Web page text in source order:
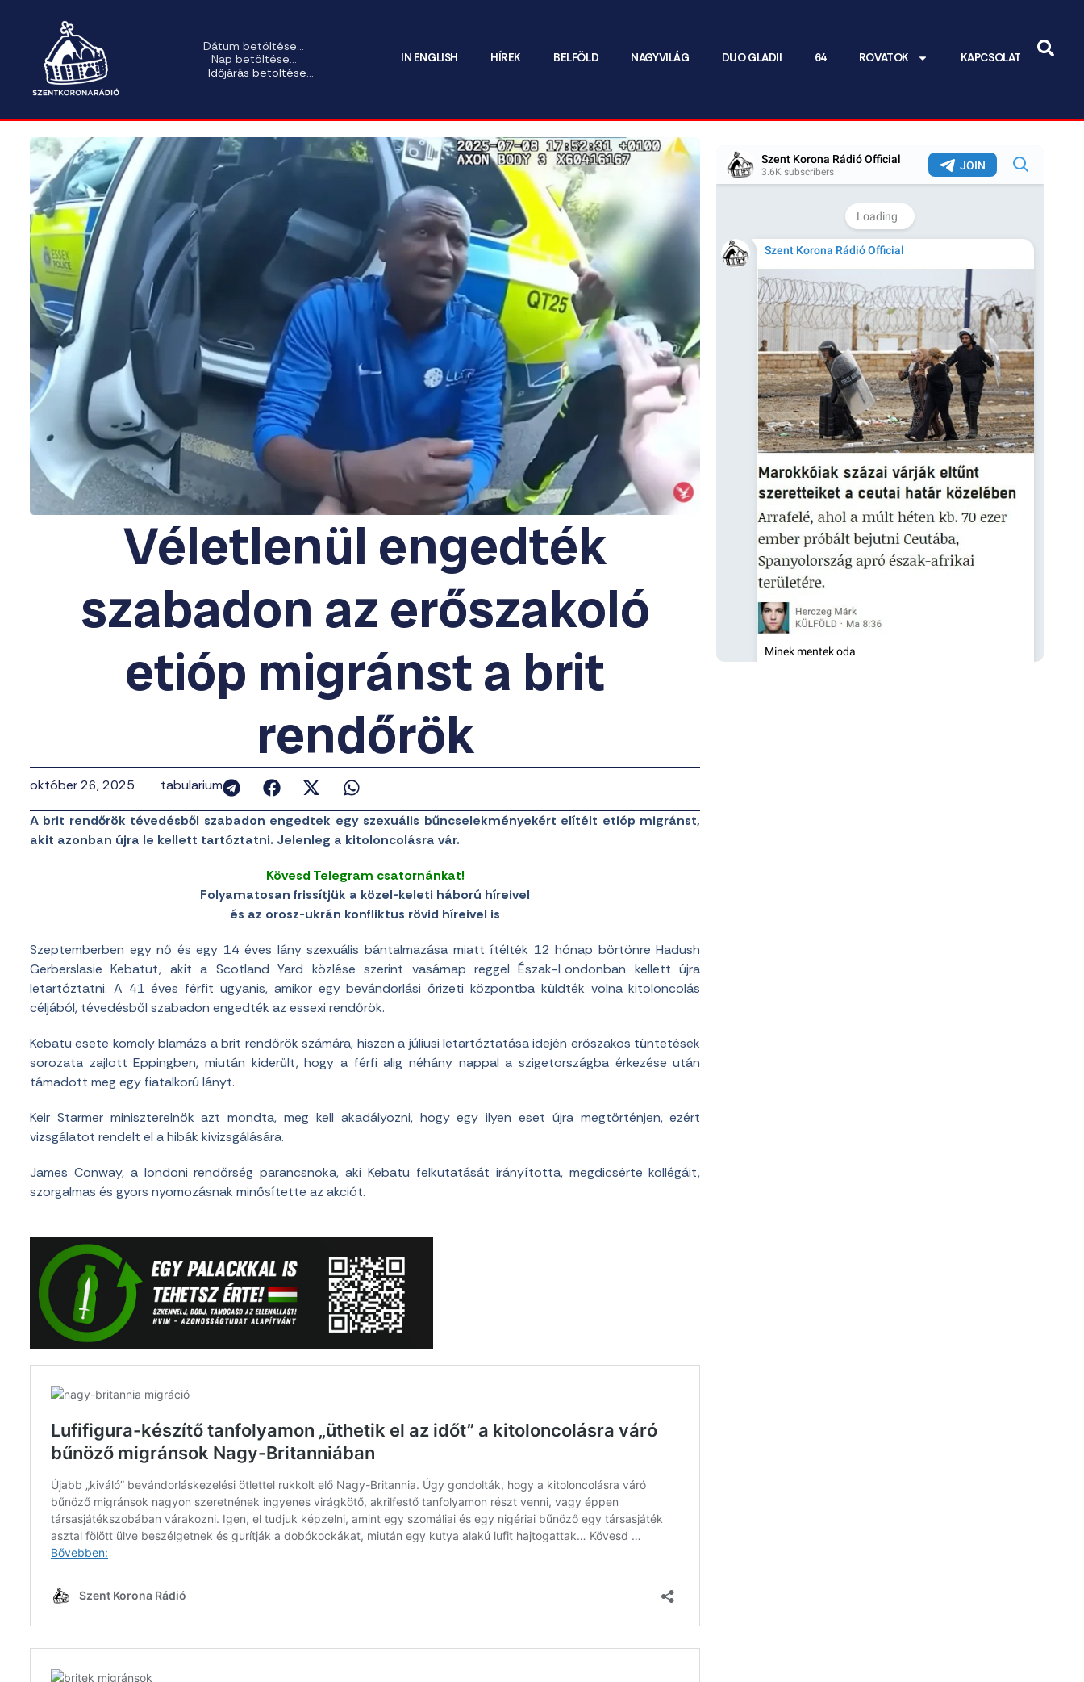
Dátum betöltése...
Nap betöltése...
Időjárás betöltése...
IN ENGLISH HÍREK BELFÖLD NAGYVILÁG DUO GLADII 64 ROVATOK KAPCSOLAT
Véletlenül engedték
szabadon az erőszakoló
etióp migránst a brit
rendőrök
október 26, 2025 tabularium
A brit rendőrök tévedésből szabadon engedtek egy szexuális bűncselekményekért elítélt etióp migránst,
akit azonban újra le kellett tartóztatni. Jelenleg a kitoloncolásra vár.
Kövesd Telegram csatornánkat!
Folyamatosan frissítjük a közel-keleti háború híreivel
és az orosz-ukrán konfliktus rövid híreivel is
Szeptemberben egy nő és egy 14 éves lány szexuális bántalmazása miatt ítélték 12 hónap börtönre Hadush
Gerberslasie Kebatut, akit a Scotland Yard közlése szerint vasárnap reggel Észak-Londonban kellett újra
letartóztatni. A 41 éves férfit ugyanis, amikor egy bevándorlási őrizeti központba küldték volna kitoloncolás
céljából, tévedésből szabadon engedték az essexi rendőrök.
Kebatu esete komoly blamázs a brit rendőrök számára, hiszen a júliusi letartóztatása idején erőszakos tüntetések
sorozata zajlott Eppingben, miután kiderült, hogy a férfi alig néhány nappal a szigetországba érkezése után
támadott meg egy fiatalkorú lányt.
Keir Starmer miniszterelnök azt mondta, meg kell akadályozni, hogy egy ilyen eset újra megtörténjen, ezért
vizsgálatot rendelt el a hibák kivizsgálására.
James Conway, a londoni rendőrség parancsnoka, aki Kebatu felkutatását irányította, megdicsérte kollégáit,
szorgalmas és gyors nyomozásnak minősítette az akciót.